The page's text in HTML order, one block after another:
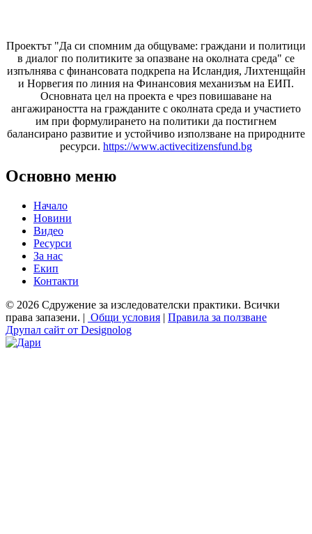
Проектът "Да си спомним да общуваме: граждани и политици
в диалог по политиките за опазване на околната среда" се
изпълнява с финансовата подкрепа на Исландия, Лихтенщайн
и Норвегия по линия на Финансовия механизъм на ЕИП.
Основната цел на проекта е чрез повишаване на
ангажираността на гражданите с околната среда и участието
им при формулирането на политики да постигнем
балансирано развитие и устойчиво използване на природните
ресурси. https://www.activecitizensfund.bg
Основно меню
Начало
Новини
Видео
Ресурси
За нас
Екип
Контакти
© 2026 Сдружение за изследователски практики. Всички
права запазени. | Общи условия | Правила за ползване
Друпал сайт от Designolog